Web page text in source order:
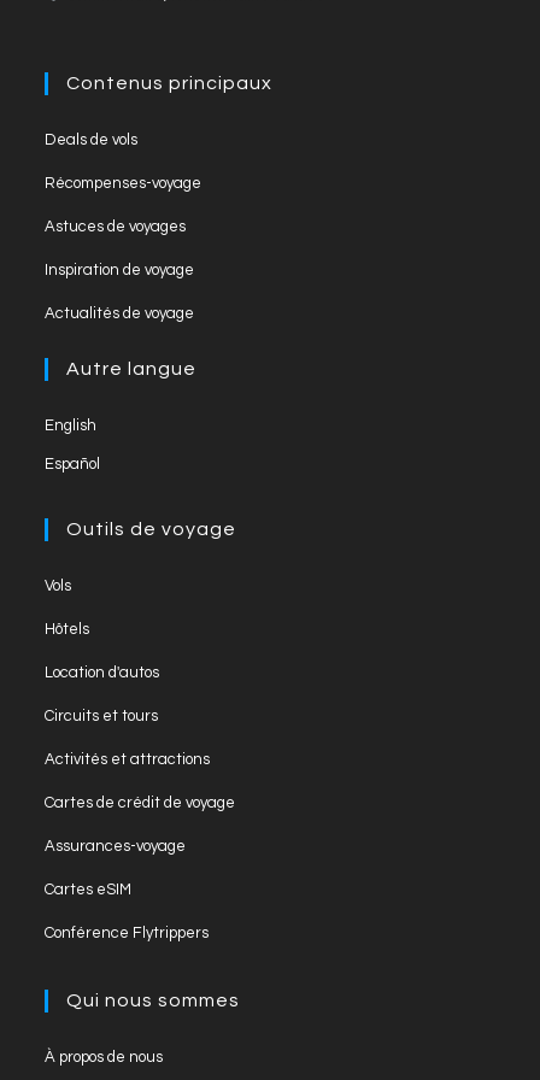
o
k
e
Contenus principaux
Deals de vols
Récompenses-voyage
Astuces de voyages
Inspiration de voyage
Actualités de voyage
Autre langue
English
Español
Outils de voyage
Vols
Hôtels
Location d'autos
Circuits et tours
Activités et attractions
Cartes de crédit de voyage
Assurances-voyage
Cartes eSIM
Conférence Flytrippers
Qui nous sommes
À propos de nous